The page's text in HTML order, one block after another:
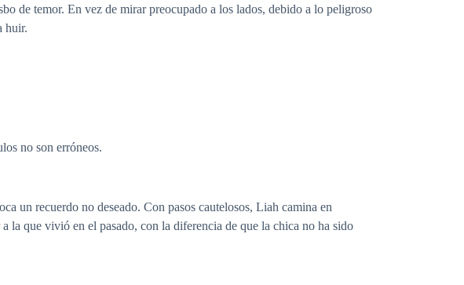
de temor. En vez de mirar preocupado a los lados, debido a lo peligroso
huir.
no son erróneos.
un recuerdo no deseado. Con pasos cautelosos, Liah camina en
la que vivió en el pasado, con la diferencia de que la chica no ha sido